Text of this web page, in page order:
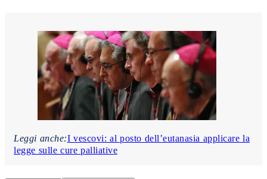
Leggi anche:I vescovi: al posto dell’eutanasia applicare la
legge sulle cure palliative